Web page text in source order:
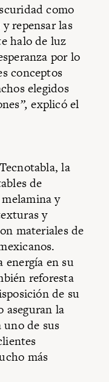
como
repensar las
halo de luz
por lo
conceptos
elegidos
”,explicó el
la
de
y
y
materiales de
energía en su
reforesta
de su
aseguran la
de sus
más